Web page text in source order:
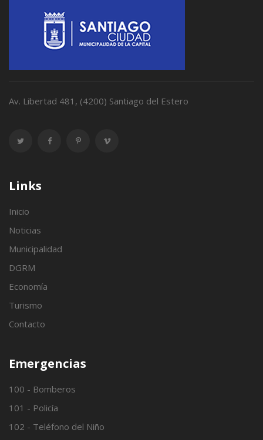
Av. Libertad 481, (4200) Santiago del Estero
Links
Inicio
Noticias
Municipalidad
DGRM
Economía
Turismo
Contacto
Emergencias
100 - Bomberos
101 - Policía
102 - Teléfono del Niño